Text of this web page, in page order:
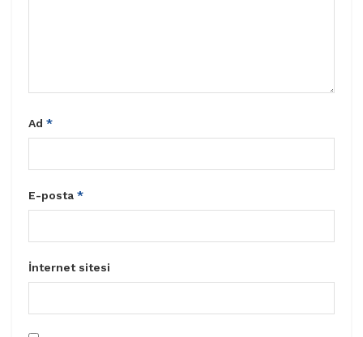
Ad *
E-posta *
İnternet sitesi